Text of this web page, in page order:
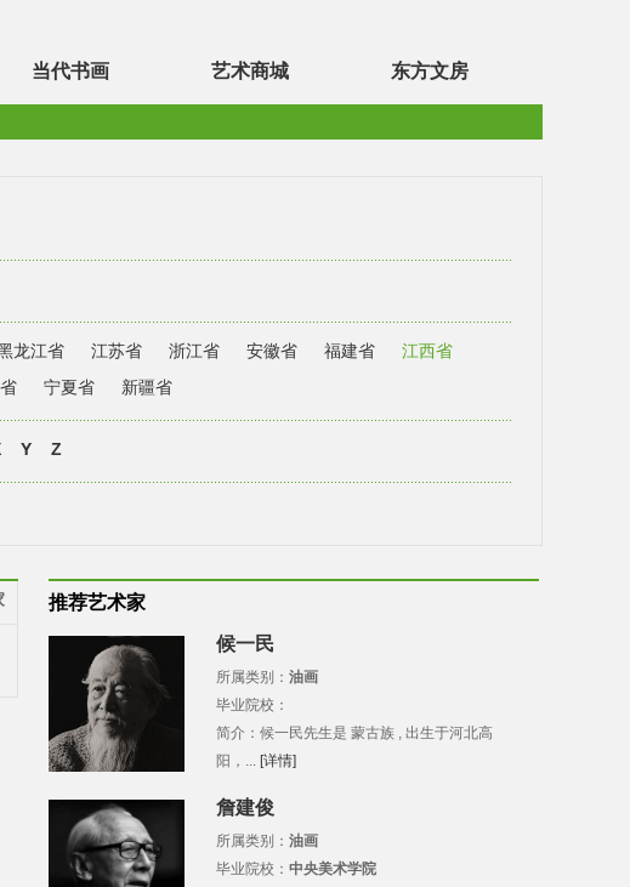
当代书画 艺术商城 东方文房
龙江省 江苏省 浙江省 安徽省 福建省
江西省
宁夏省 新疆省
Y Z
推荐艺术家
候一民
所属类别： 油画
毕业院校：
简介：候一民先生是 蒙古族 , 出生于河北高
阳，... [详情]
詹建俊
所属类别： 油画
毕业院校： 中央美术学院